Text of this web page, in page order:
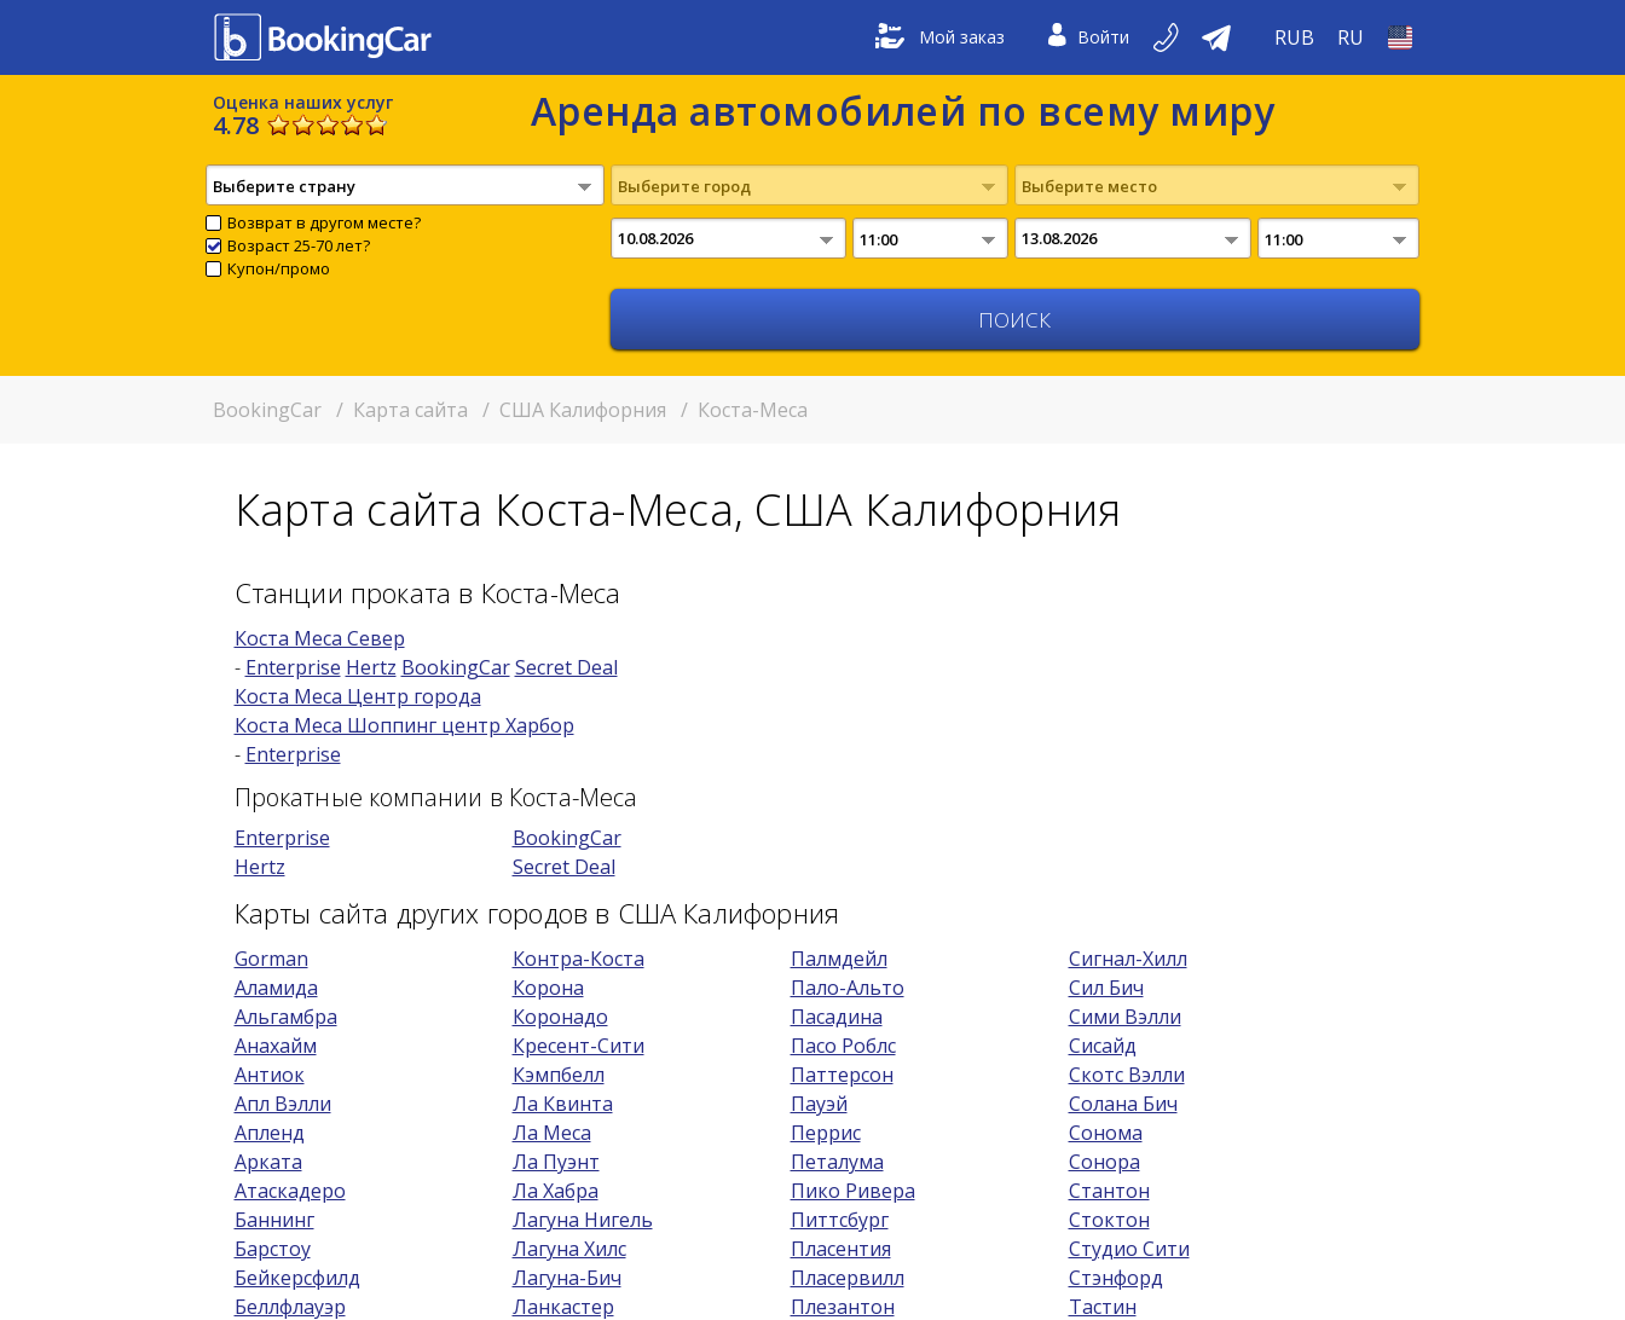
Мой заказ Войти RUB RU
Оценка наших услуг
4.78 Аренда автомобилей по всему миру
Выберите страну Выберите город Выберите место
11:00 11:00
Возврат в другом месте?
Возраст 25-70 лет?
Купон/промо
BookingCar / Карта сайта / США Калифорния / Коста-Меса
Карта сайта Коста-Меса, США Калифорния
Станции проката в Коста-Меса
Коста Меса Север
- Enterprise Hertz BookingCar Secret Deal
Коста Меса Центр города
Коста Меса Шоппинг центр Харбор
- Enterprise
Прокатные компании в Коста-Меса
Enterprise
Hertz
BookingCar
Secret Deal
Карты сайта других городов в США Калифорния
Gorman
Аламида
Альгамбра
Анахайм
Антиок
Апл Вэлли
Апленд
Арката
Атаскадеро
Баннинг
Барстоу
Бейкерсфилд
Беллфлауэр
Контра-Коста
Корона
Коронадо
Кресент-Сити
Кэмпбелл
Ла Квинта
Ла Меса
Ла Пуэнт
Ла Хабра
Лагуна Нигель
Лагуна Хилс
Лагуна-Бич
Ланкастер
Палмдейл
Пало-Альто
Пасадина
Пасо Роблс
Паттерсон
Пауэй
Перрис
Петалума
Пико Ривера
Питтсбург
Пласентия
Пласервилл
Плезантон
Сигнал-Хилл
Сил Бич
Сими Вэлли
Сисайд
Скотс Вэлли
Солана Бич
Сонома
Сонора
Стантон
Стоктон
Студио Сити
Стэнфорд
Тастин